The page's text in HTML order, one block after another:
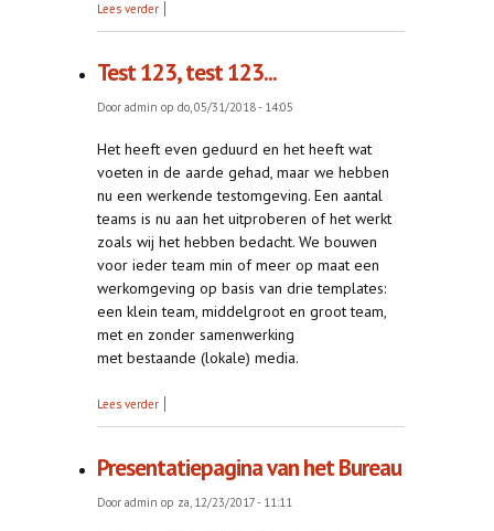
Lees verder over Open VPN test
Test 123, test 123...
Door admin op do, 05/31/2018 - 14:05
Het heeft even geduurd en het heeft wat
voeten in de aarde gehad, maar we hebben
nu een werkende testomgeving. Een aantal
teams is nu aan het uitproberen of het werkt
zoals wij het hebben bedacht. We bouwen
voor ieder team min of meer op maat een
werkomgeving op basis van drie templates:
een klein team, middelgroot en groot team,
met en zonder samenwerking
met bestaande (lokale) media.
Lees verder over Test 123, test 123...
Presentatiepagina van het Bureau
Door admin op za, 12/23/2017 - 11:11